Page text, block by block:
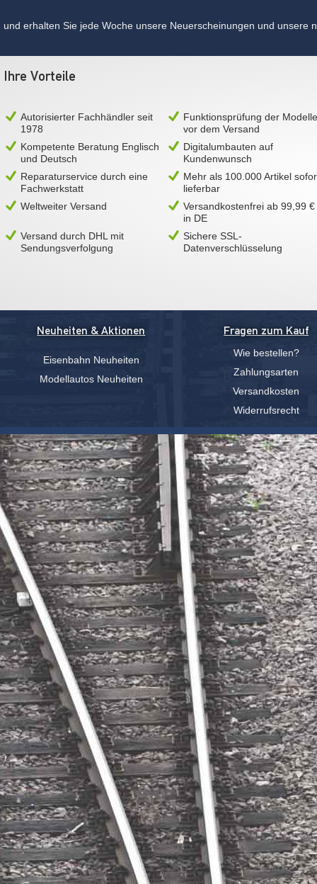
und erhalten Sie jede Woche unsere Neuerscheinungen und unsere
Ihre Vorteile
Autorisierter Fachhändler seit
1978
Funktionsprüfung der Modelle
vor dem Versand
Kompetente Beratung Englisch
und Deutsch
Digitalumbauten auf
Kundenwunsch
Reparaturservice durch eine
Fachwerkstatt
Mehr als 100.000 Artikel
lieferbar
Weltweiter Versand
Versandkostenfrei ab 99,99 €
in DE
Versand durch DHL mit
Sendungsverfolgung
Sichere SSL-
Datenverschlüsselung
Neuheiten & Aktionen
Eisenbahn Neuheiten
Modellautos Neuheiten
Fragen zum Kauf
Wie bestellen?
Zahlungsarten
Versandkosten
Widerrufsrecht